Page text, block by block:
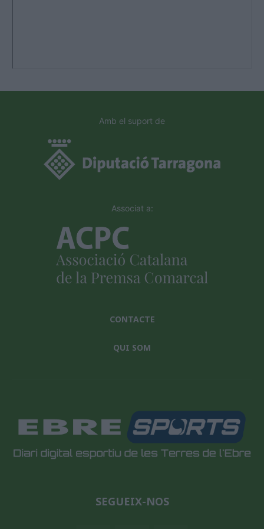
Amb el suport de
Associat a:
CONTACTE
QUI SOM
SEGUEIX-NOS